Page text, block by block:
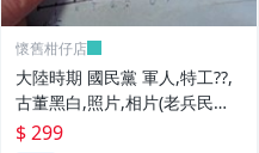
懷舊柑仔店
大陸時期 國民黨 軍人,特工??,
古董黑白,照片,相片(老兵民國3
8年從大陸帶來台灣的) **稀少
$ 299